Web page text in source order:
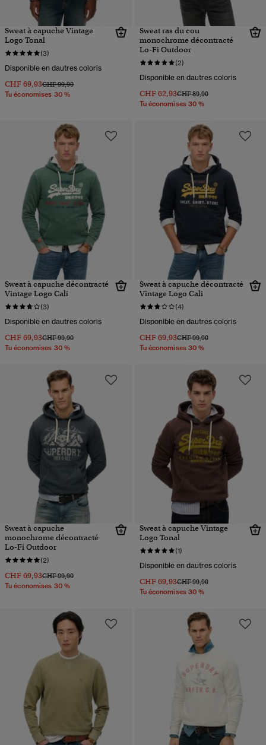
Sweat à capuche Vintage
Logo Tonal
(3)
Disponible en dautres coloris
CHF 69,93Prix réduit de
CHF 99,90à
Tu économises 30 %
Sweat ras du cou
monochrome décontracté
Lo-Fi Outdoor
(2)
Disponible en dautres coloris
CHF 62,93Prix réduit de
CHF 89,90à
Tu économises 30 %
Sweat à capuche décontracté
Vintage Logo Cali
(3)
Disponible en dautres coloris
CHF 69,93Prix réduit de
CHF 99,90à
Tu économises 30 %
Sweat à capuche décontracté
Vintage Logo Cali
(4)
Disponible en dautres coloris
CHF 69,93Prix réduit de
CHF 99,90à
Tu économises 30 %
Sweat à capuche
monochrome décontracté
Lo-Fi Outdoor
(2)
CHF 69,93Prix réduit de
CHF 99,90à
Tu économises 30 %
Sweat à capuche Vintage
Logo Tonal
(1)
Disponible en dautres coloris
CHF 69,93Prix réduit de
CHF 99,90à
Tu économises 30 %